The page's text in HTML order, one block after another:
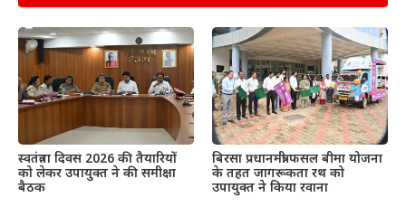
स्वतंत्रता दिवस 2026 की तैयारियों
को लेकर उपायुक्त ने की समीक्षा
बैठक
बिरसा प्रधानमंत्री फसल बीमा योजना
के तहत जागरूकता रथ को
उपायुक्त ने किया रवाना